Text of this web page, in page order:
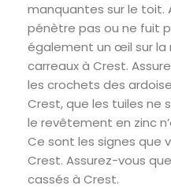
manquantes sur le toit.
pénètre pas ou ne fuit
également un œil sur la
carreaux à Crest.
les crochets des
Crest, que les tuiles ne
le revêtement en zinc
Ce sont les signes que
Crest. Assurez-vous
cassés à Crest.